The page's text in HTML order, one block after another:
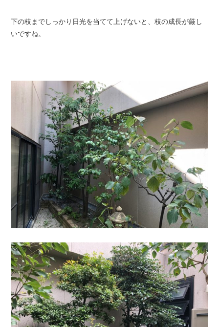
下の枝までしっかり日光を当てて上げないと、枝の成長が厳し
いですね。